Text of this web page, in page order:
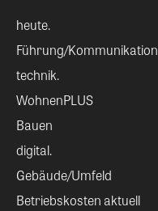
heute.
Führung/Kommunikation
technik.
WohnenPLUS
Bauen
digital.
Gebäude/Umfeld
Betriebskosten aktuell